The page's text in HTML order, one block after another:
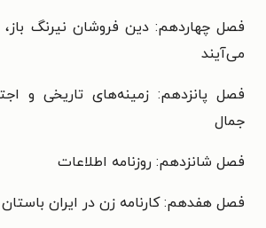
فصل چهاردهم: دین فروشان نیرنگ باز،
می‌آیند
فصل پانزدهم: زمینه‌های تاریخی و
جمال
فصل شانزدهم: روزنامه اطلاعات
فصل هفدهم: کارنامه زن در ایران باستان